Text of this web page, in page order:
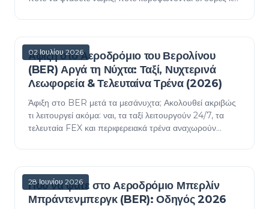
02 Ιουλίου 2026
Άφιξη στο Αεροδρόμιο του Βερολίνου
(BER) Αργά τη Νύχτα: Ταξί, Νυχτερινά
Λεωφορεία & Τελευταίνα Τρένα (2026)
Άφιξη στο BER μετά τα μεσάνυχτα; Ακολουθεί ακριβώς
τι λειτουργεί ακόμα: ναι, τα ταξί λειτουργούν 24/7, τα
τελευταία FEX και περιφερειακά τρένα αναχωρούν
28 Ιουνίου 2026
Πού να φάτε στο Αεροδρόμιο Μπερλίν
Μπράντενμπεργκ (BER): Οδηγός 2026